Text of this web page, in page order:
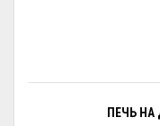
ПЕЧЬ НА